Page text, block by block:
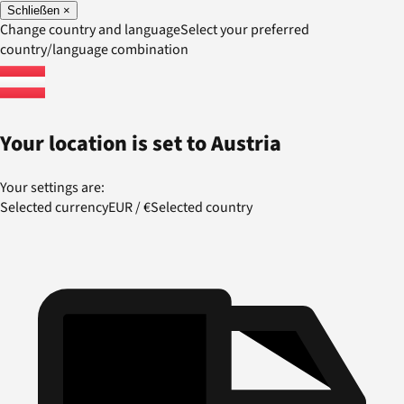
Schließen ×
Change country and languageSelect your preferred
country/language combination
Your location is set toAustria
Your settings are:
Selected currencyEUR/€Selected country